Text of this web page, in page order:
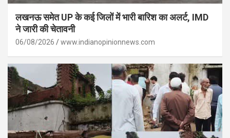
लखनऊ समेत UP के कई जिलों में भारी बारिश का अलर्ट, IMD
ने जारी की चेतावनी
06/08/2026 www.indianopinionnews.com